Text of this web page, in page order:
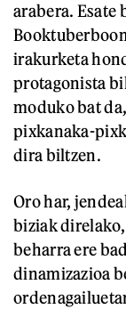
arabera. Esate
irakurketa
protagonista
moduko bat
pixkanaka-
dira biltzen.
Oro har,
biziak
beharra ere
dinamizazioa